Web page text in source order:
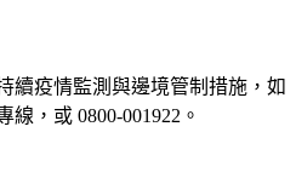
續疫情監測與邊境管制措施， 如
，或 0800-001922。